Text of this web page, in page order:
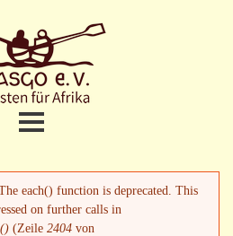
Projekte
each() function is deprecated. This
on further calls in
(Zeile 2404 von